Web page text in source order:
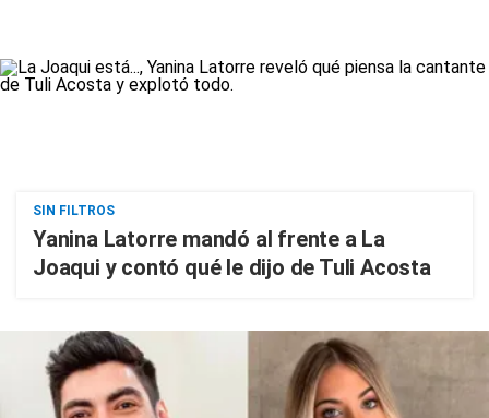
SIN FILTROS
Yanina Latorre mandó al frente a La
Joaqui y contó qué le dijo de Tuli Acosta